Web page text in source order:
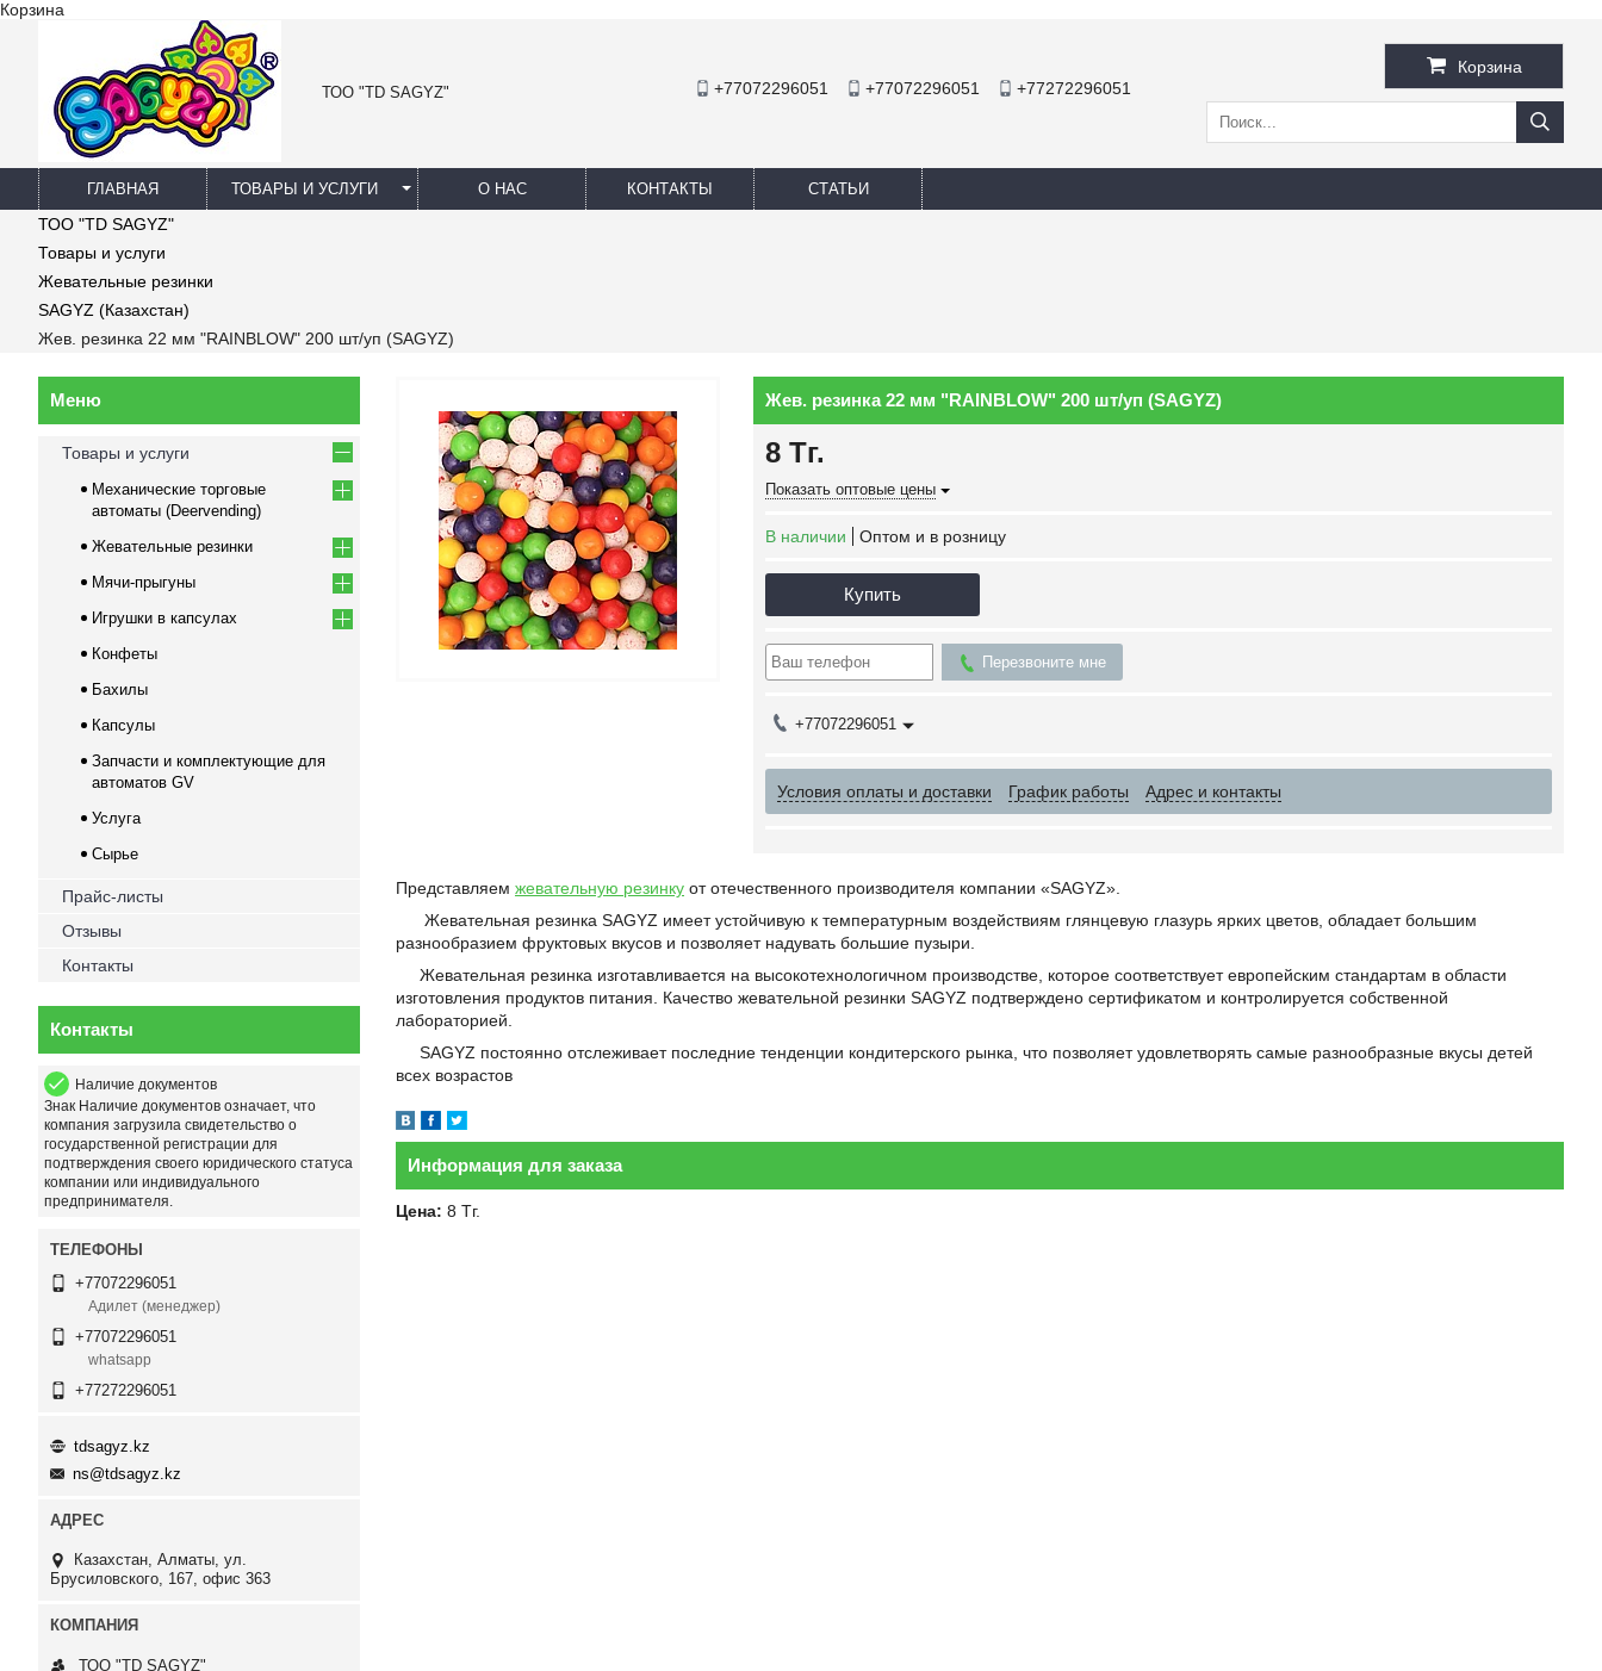
Корзина
ТОО "TD SAGYZ" +77072296051 +77072296051 +77272296051
Корзина
ГЛАВНАЯ ТОВАРЫ И УСЛУГИ О НАС КОНТАКТЫ СТАТЬИ
ТОО "TD SAGYZ"
Товары и услуги
Жевательные резинки
SAGYZ (Казахстан)
Жев. резинка 22 мм "RAINBLOW" 200 шт/уп (SAGYZ)
Жев. резинка 22 мм "RAINBLOW" 200 шт/уп (SAGYZ)
8 Тг.
Показать оптовые цены
В наличии Оптом и в розницу
Купить
Перезвоните мне
+77072296051
Условия оплаты и доставки График работы Адрес и контакты
Представляем жевательную резинку от отечественного производителя компании «SAGYZ».
Жевательная резинка SAGYZ имеет устойчивую к температурным воздействиям глянцевую глазурь ярких цветов, обладает большим
разнообразием фруктовых вкусов и позволяет надувать большие пузыри.
Жевательная резинка изготавливается на высокотехнологичном производстве, которое соответствует европейским стандартам в области
изготовления продуктов питания. Качество жевательной резинки SAGYZ подтверждено сертификатом и контролируется собственной
лабораторией.
SAGYZ постоянно отслеживает последние тенденции кондитерского рынка, что позволяет удовлетворять самые разнообразные вкусы детей
всех возрастов
Информация для заказа
Цена: 8 Тг.
Товары и услуги
Механические торговые
автоматы (Deervending)
Жевательные резинки
Мячи-прыгуны
Игрушки в капсулах
Конфеты
Бахилы
Капсулы
Запчасти и комплектующие для
автоматов GV
Услуга
Сырье
Прайс-листы
Отзывы
Контакты
Контакты
Наличие документов
Знак Наличие документов означает, что
компания загрузила свидетельство о
государственной регистрации для
подтверждения своего юридического статуса
компании или индивидуального
предпринимателя.
+77072296051
Адилет (менеджер)
+77072296051
whatsapp
+77272296051
tdsagyz.kz
ns@tdsagyz.kz
Казахстан Алматы ул.
Брусиловского, 167, офис 363
ТОО "TD SAGYZ"